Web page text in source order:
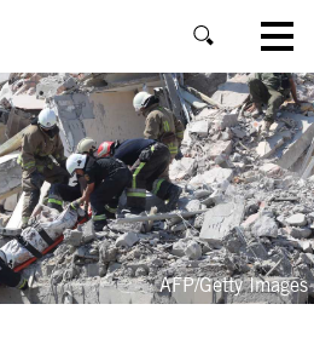
AFP/Getty Images